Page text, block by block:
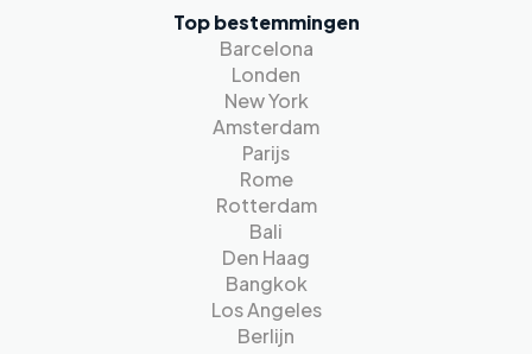
Top bestemmingen
Barcelona
Londen
New York
Amsterdam
Parijs
Rome
Rotterdam
Bali
Den Haag
Bangkok
Los Angeles
Berlijn